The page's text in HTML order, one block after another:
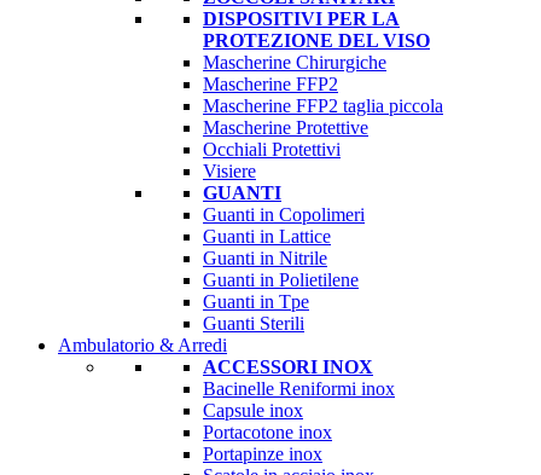
DISPOSITIVI PER LA
PROTEZIONE DEL VISO
Mascherine Chirurgiche
Mascherine FFP2
Mascherine FFP2 taglia piccola
Mascherine Protettive
Occhiali Protettivi
Visiere
GUANTI
Guanti in Copolimeri
Guanti in Lattice
Guanti in Nitrile
Guanti in Polietilene
Guanti in Tpe
Guanti Sterili
Ambulatorio & Arredi
ACCESSORI INOX
Bacinelle Reniformi inox
Capsule inox
Portacotone inox
Portapinze inox